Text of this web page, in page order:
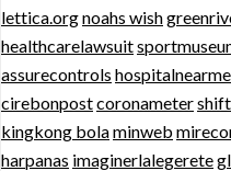
lettica.orgnoahs wish
healthcarelawsuit
assurecontrols hospitalnearme
cirebonpostcoronameter
kingkong bolaminweb
harpanas imaginerlalegerete